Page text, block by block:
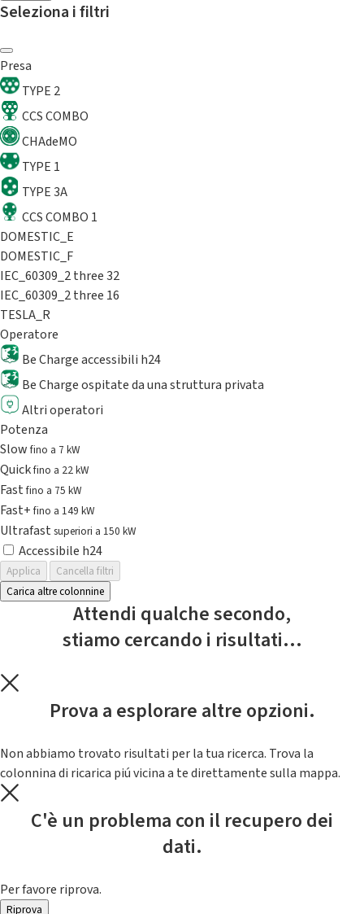
Seleziona i filtri
Presa
TYPE 2
CCS COMBO
CHAdeMO
TYPE 1
TYPE 3A
CCS COMBO 1
DOMESTIC_E
DOMESTIC_F
IEC_60309_2 three 32
IEC_60309_2 three 16
TESLA_R
Operatore
Be Charge accessibili h24
Be Charge ospitate da una struttura privata
Altri operatori
Potenza
Slowfino a 7 kW
Quickfino a 22 kW
Fastfino a 75 kW
Fast+fino a 149 kW
Ultrafast superiori a 150 kW
Accessibile h24
Applica
Cancella filtri
Carica altre colonnine
Attendi qualche secondo,
stiamo cercando i risultati...
Prova a esplorare altre opzioni.
Non abbiamo trovato risultati per la tua ricerca. Trova la
colonnina di ricarica piú vicina a te direttamente sulla mappa.
C'è un problema con il recupero dei
dati.
Per favore riprova.
Riprova